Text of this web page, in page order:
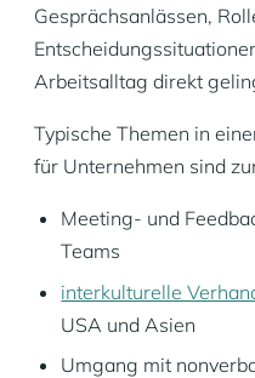
Gesprächsanlässen,
Arbeitsalltag direkt
Typische Themen in
für Unternehmen sind
Meeting- und
Teams
interkulturelle
USA und Asien
Umgang mit